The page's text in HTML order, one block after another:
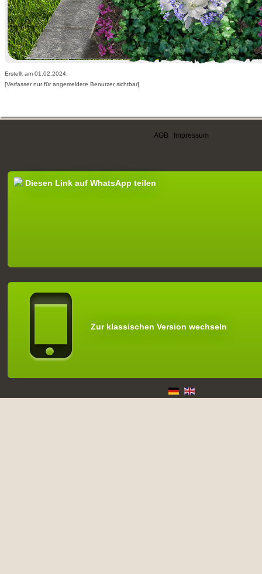
Erstellt am 01.02.2024,
[Verfasser nur für angemeldete Benutzer sichtbar]
AGB Impressum
Diesen Link auf WhatsApp teilen
Zur klassischen Version wechseln